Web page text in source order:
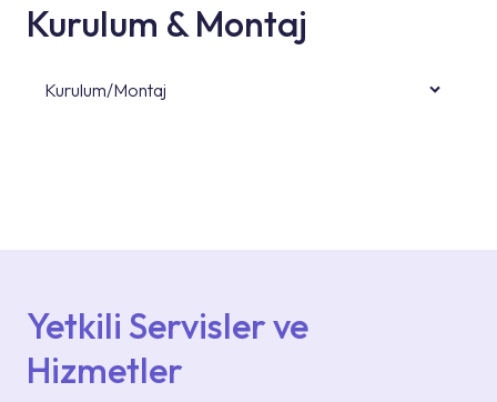
Kurulum & Montaj
Kurulum/Montaj
Yetkili Servisler ve
Hizmetler